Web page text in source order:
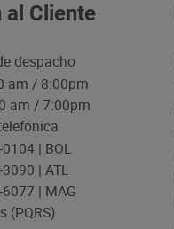
Cliente
despacho
am / 8:00pm
am / 7:00pm
| BOL
| ATL
| MAG
(PQRS)